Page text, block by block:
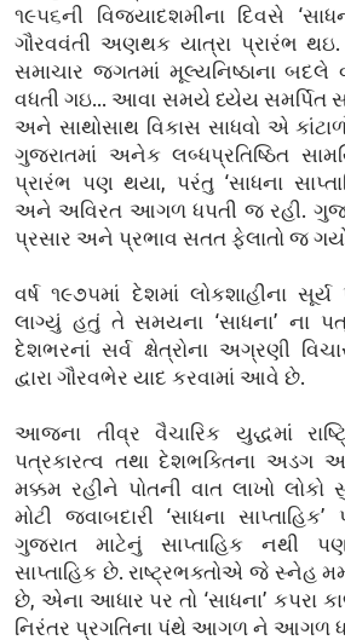
૧૯૫૬ની વિજયાદશમીના દિવસે
ગૌરવવંતી અણથક યાત્રા પ્રારંભ થઇ.
સમાચાર જગતમાં મૂલ્યનિષ્ઠાના બદલે
વધતી ગઇ... આવા સમયે ધ્યેય સમર્પિત
અને સાથોસાથ વિકાસ સાધવો એ
ગુજરાતમાં અનેક લબ્ધપ્રતિષ્ઠિત
પ્રારંભ પણ થયા, પરંતુ ‘સાધના
અને અવિરત આગળ ધપતી જ રહી.
પ્રસાર અને પ્રભાવ સતત ફેલાતો જ
વર્ષ ૧૯૭૫માં દેશમાં લોકશાહીના
લાગ્યું હતું તે સમયના ‘સાધના’ ના
દેશભરનાં સર્વ ક્ષેત્રોના અગ્રણી
દ્વારા ગૌરવભેર યાદ કરવામાં આવે છે.
આજના તીવ્ર વૈચારિક યુદ્ધમાં
પત્રકારત્વ તથા દેશભક્તિના અડગ
મક્કમ રહીને પોતની વાત લાખો લોકો
મોટી જવાબદારી ‘સાધના
ગુજરાત માટેનું સાપ્તાહિક નથી
સાપ્તાહિક છે. રાષ્ટ્રભક્તોએ જે સ્નેહ
છે, એના આધાર પર તો ‘સાધના’ કપરા
નિરંતર પ્રગતિના પંથે આગળ ને આગળ